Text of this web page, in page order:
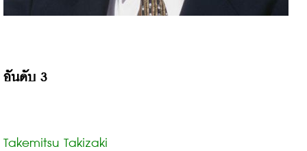
อันดับ 3
Takemitsu Takizaki